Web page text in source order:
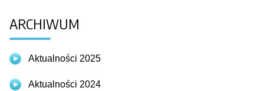
ARCHIWUM
Aktualności 2025
Aktualności 2024